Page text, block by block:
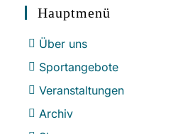
Hauptmenü
Über uns
Sportangebote
Veranstaltungen
Archiv